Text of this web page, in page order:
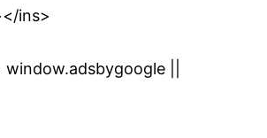
ins>
||